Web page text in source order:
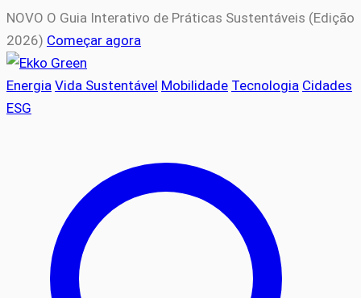
NOVO O Guia Interativo de Práticas Sustentáveis (Edição
2026) Começar agora
Energia Vida Sustentável Mobilidade Tecnologia Cidades
ESG